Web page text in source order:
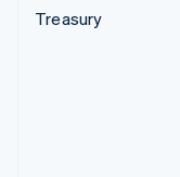
Treasury